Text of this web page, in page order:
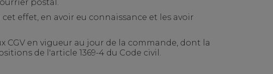
postal.
effet, en avoir eu connaissance et les avoir
en vigueur au jour de la commande, dont la
de l'article 1369-4 du Code civil.